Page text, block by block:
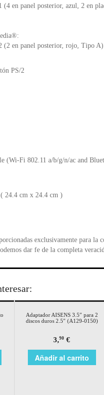
en panel posterior, azul, 2 en
(2 en panel posterior, rojo, Tipo A)
PS/2
(Wi-Fi 802.11 a/b/g/n/ac and
24.4 cm x 24.4 cm )
exclusivamente para
dar fe de la completa
Adaptador AISENS 3.5″ para 2
discos duros 2.5″ (A129-0150)
3,90 €
Añadir al carrito